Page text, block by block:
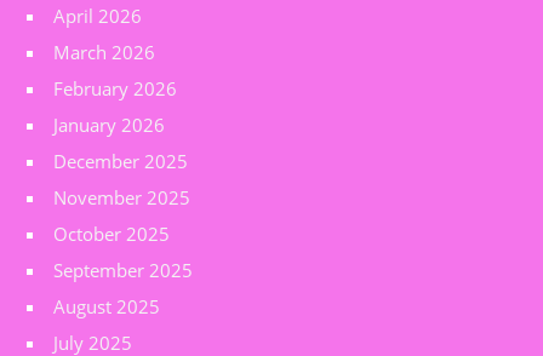
April 2026
March 2026
February 2026
January 2026
December 2025
November 2025
October 2025
September 2025
August 2025
July 2025